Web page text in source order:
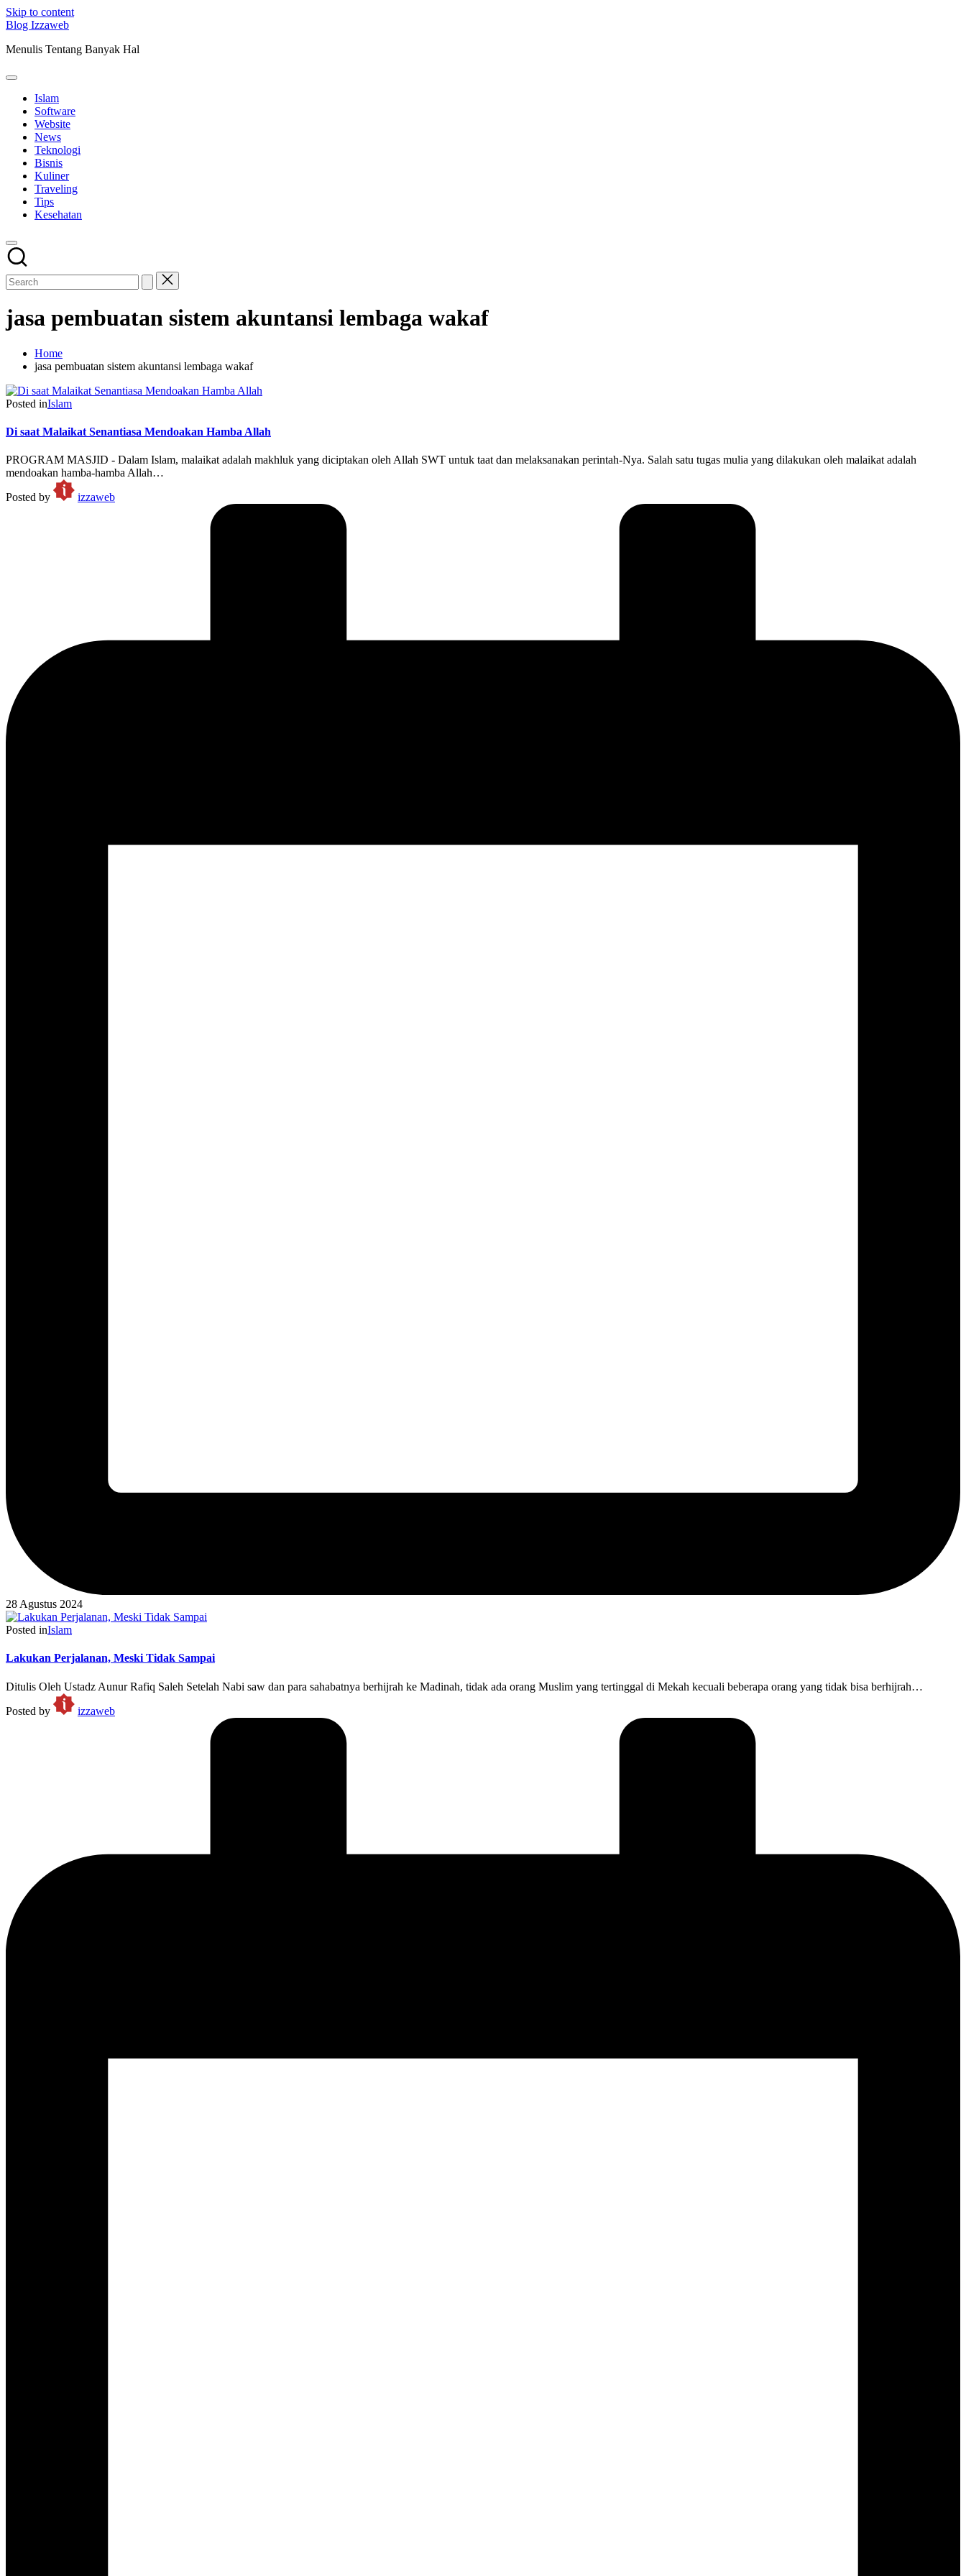
Skip to content
Blog Izzaweb
Menulis Tentang Banyak Hal
Islam
Software
Website
News
Teknologi
Bisnis
Kuliner
Traveling
Tips
Kesehatan
jasa pembuatan sistem akuntansi lembaga wakaf
Home
jasa pembuatan sistem akuntansi lembaga wakaf
Posted inIslam
Di saat Malaikat Senantiasa Mendoakan Hamba Allah
PROGRAM MASJID - Dalam Islam, malaikat adalah makhluk yang diciptakan oleh Allah SWT untuk taat dan melaksanakan perintah-Nya. Salah satu tugas mulia yang dilakukan oleh malaikat adalah
mendoakan hamba-hamba Allah…
Posted by
izzaweb
28 Agustus 2024
Posted inIslam
Lakukan Perjalanan, Meski Tidak Sampai
Ditulis Oleh Ustadz Aunur Rafiq Saleh Setelah Nabi saw dan para sahabatnya berhijrah ke Madinah, tidak ada orang Muslim yang tertinggal di Mekah kecuali beberapa orang yang tidak bisa berhijrah…
Posted by
izzaweb